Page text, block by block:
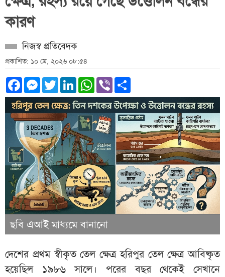
কারণ
নিজস্ব প্রতিবেদক
প্রকাশিত: ১০ মে, ২০২৬ ০৮:৫৪
Facebook
Messenger
TwitterLinkedInWhatsApp
Viber
ছবি এআই মাধ্যমে বানানো
দেশের প্রথম স্বীকৃত তেল ক্ষেত্র হরিপুর তেল ক্ষেত্র আবিষ্কৃত
হয়েছিল ১৯৮৬ সালে। পরের বছর থেকেই সেখানে